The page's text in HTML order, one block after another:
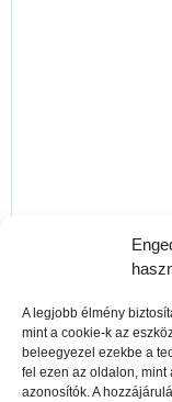
A legjobb élmény
mint a cookie-k az
beleegyezel ezekbe a
fel ezen az oldalon,
azonosítók. A
Klinikai
Alpha®
csupán
szövetekben